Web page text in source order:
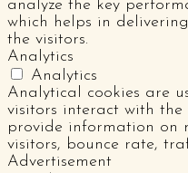
analyze the key
which helps in
the visitors.
Analytics
Analytics
Analytical cookies are
visitors interact with the
provide information on
visitors, bounce rate,
Advertisement